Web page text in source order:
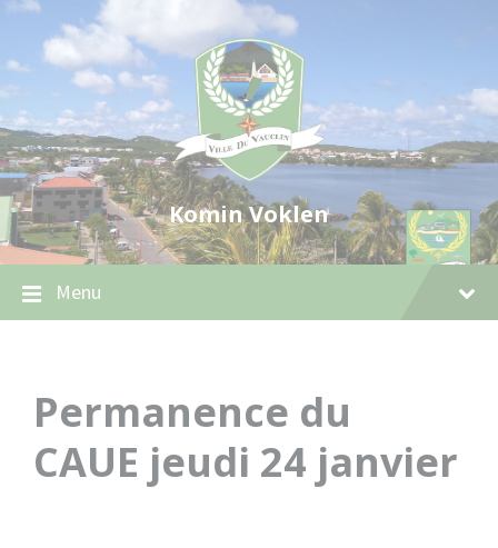
Skip
content
Skip
navigation
Skip
footer
Komin Voklen
Menu
Permanence du
CAUE jeudi 24 janvier